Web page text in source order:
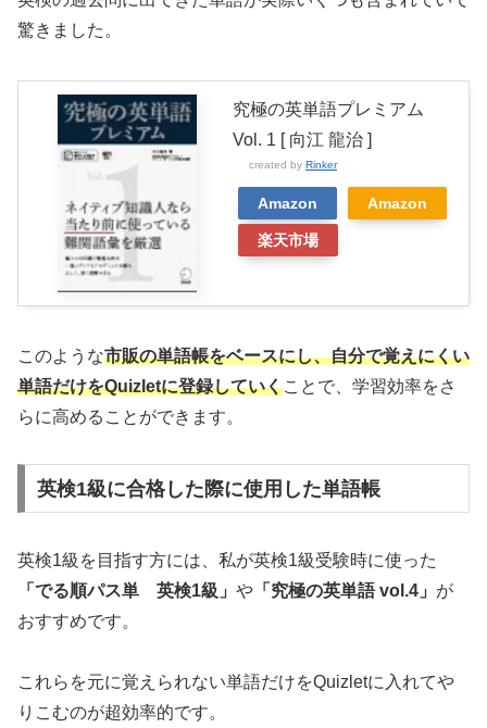
驚きました。
究極の英単語プレミアム
Vol. 1 [ 向江 龍治 ]
created by Rinker
Amazon Amazon
楽天市場
このような市販の単語帳をベースにし、自分で覚えにくい
単語だけをQuizletに登録していくことで、学習効率をさ
らに高めることができます。
英検1級に合格した際に使用した単語帳
英検1級を目指す方には、私が英検1級受験時に使った
「でる順パス単 英検1級」 や 「究極の英単語 vol.4」 が
おすすめです。
これらを元に覚えられない単語だけをQuizletに入れてや
りこむのが超効率的です。